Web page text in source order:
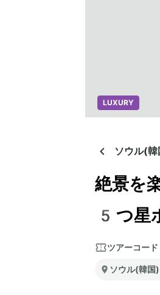
LUXURY
ソウル(韓
絶景を
5つ星
ツアーコード
ソウル(韓国)